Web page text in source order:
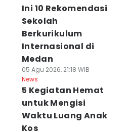
Ini 10 Rekomendasi
Sekolah
Berkurikulum
Internasional di
Medan
05 Agu 2026, 21:18 WIB
News
5 Kegiatan Hemat
untuk Mengisi
Waktu Luang Anak
Kos